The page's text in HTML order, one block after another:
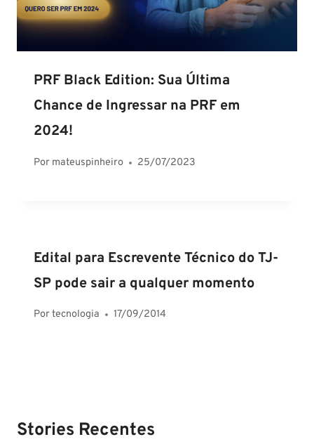
PRF Black Edition: Sua Última
Chance de Ingressar na PRF em
2024!
Por mateuspinheiro 25/07/2023
Edital para Escrevente Técnico do TJ-
SP pode sair a qualquer momento
Portecnologia 17/09/2014
Stories Recentes